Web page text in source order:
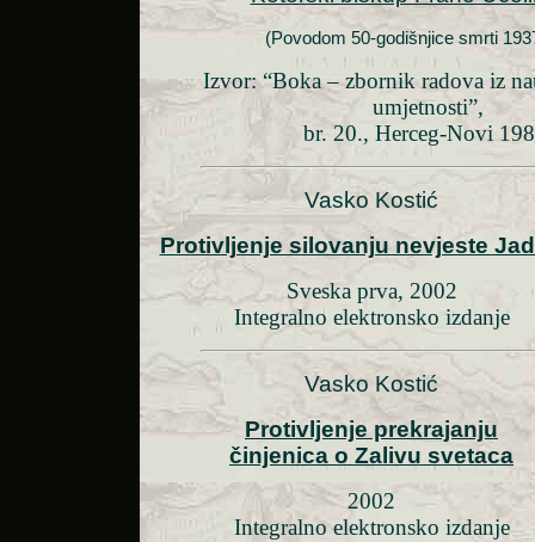
(Povodom 50-godišnjice smrti
Izvor: “Boka – zbornik radova iz
umjetnosti”,
br. 20., Herceg-Novi
Vasko Kostić
Protivljenje silovanju nevjeste
Sveska prva, 2002
Integralno elektronsko izdanje
Vasko Kostić
Protivljenje prekrajanju
činjenica o Zalivu svetaca
2002
Integralno elektronsko izdanje